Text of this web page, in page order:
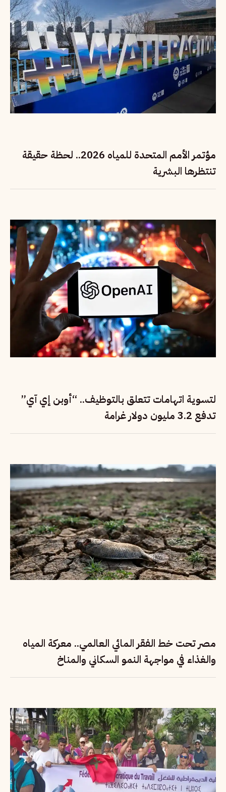
مؤتمر الأمم المتحدة للمياه 2026.. لحظة حقيقة
تنتظرها البشرية
لتسوية اتهامات تتعلق بالتوظيف.. “أوبن إي آي”
تدفع 3.2 مليون دولار غرامة
مصر تحت خط الفقر المائي العالمي.. معركة المياه
والغذاء في مواجهة النمو السكاني والمناخ